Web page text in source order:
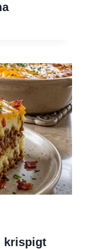
krispigt